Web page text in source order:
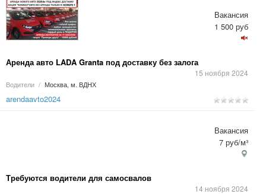
Аренда авто LADA Granta под доставку без залога
15 ноября 2024
Водители / Москва, м. ВДНХ
Вакансия
1 500 руб
arendaavto2024
Требуются водители для самосвалов
14 ноября 2024
Вакансия
7 руб/м³